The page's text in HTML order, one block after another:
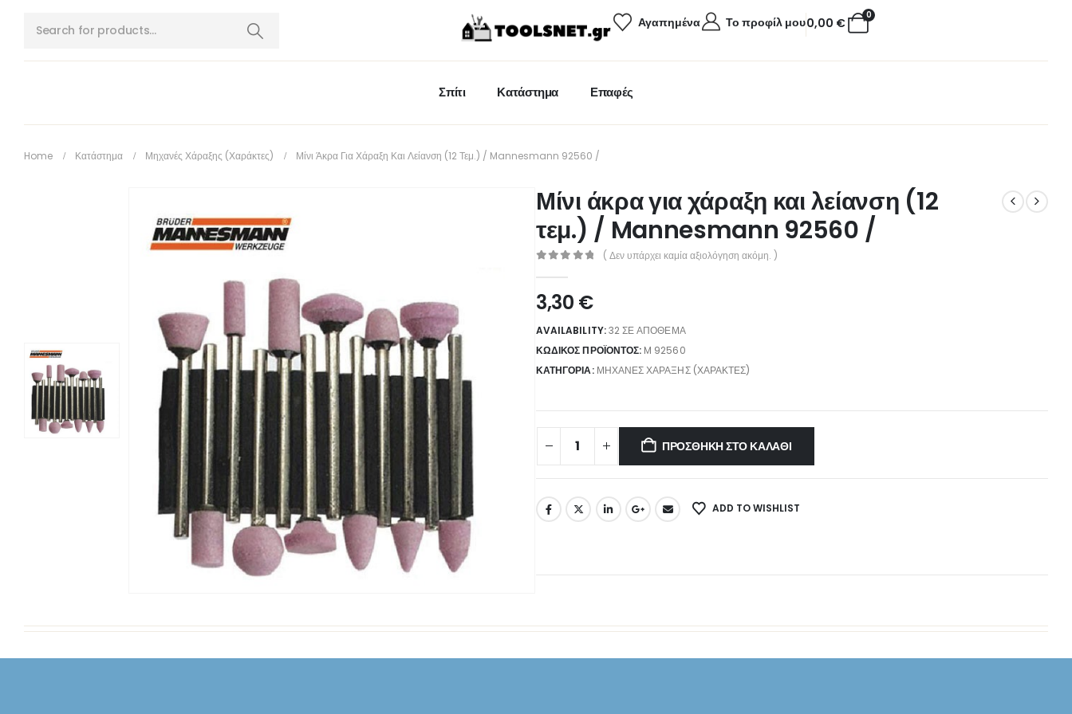
Αγαπημένα Το προφίλ μου 0
0,00 €
Σπίτι Κατάστημα Επαφές
Home Κατάστημα Μηχανές Χάραξης (χαράκτες) Μίνι Άκρα Για Χάραξη Και Λείανση (12 Τεμ.) / Mannesmann 92560 /
Μίνι άκρα για χάραξη και λείανση (12
τεμ.) / Mannesmann 92560 /
( Δεν υπάρχει καμία αξιολόγηση ακόμη. )
3,30 €
AVAILABILITY:32 ΣΕ ΑΠΌΘΕΜΑ
ΚΩΔΙΚΌΣ ΠΡΟΪΌΝΤΟΣ: M 92560
ΚΑΤΗΓΟΡΊΑ: ΜΗΧΑΝΈΣ ΧΆΡΑΞΗΣ (ΧΑΡΆΚΤΕΣ)
ΠΡΟΣΘΉΚΗ ΣΤΟ ΚΑΛΆΘΙ
ADD TO WISHLIST